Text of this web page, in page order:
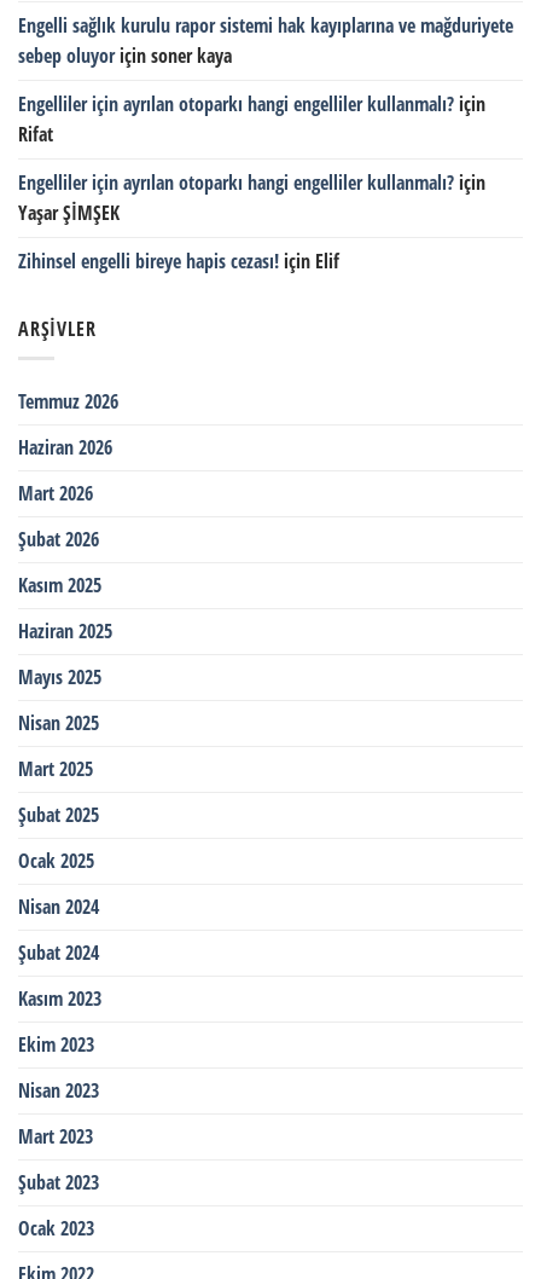
Engelli sağlık kurulu rapor sistemi hak kayıplarına ve mağduriyete
sebep oluyoriçinsoner kaya
Engelliler için ayrılan otoparkı hangi engelliler kullanmalı? için
Rifat
Engelliler için ayrılan otoparkı hangi engelliler kullanmalı? için
Yaşar ŞİMŞEK
Zihinsel engelli bireye hapis cezası! için Elif
ARŞIVLER
Temmuz 2026
Haziran 2026
Mart 2026
Şubat 2026
Kasım 2025
Haziran 2025
Mayıs 2025
Nisan 2025
Mart 2025
Şubat 2025
Ocak 2025
Nisan 2024
Şubat 2024
Kasım 2023
Ekim 2023
Nisan 2023
Mart 2023
Şubat 2023
Ocak 2023